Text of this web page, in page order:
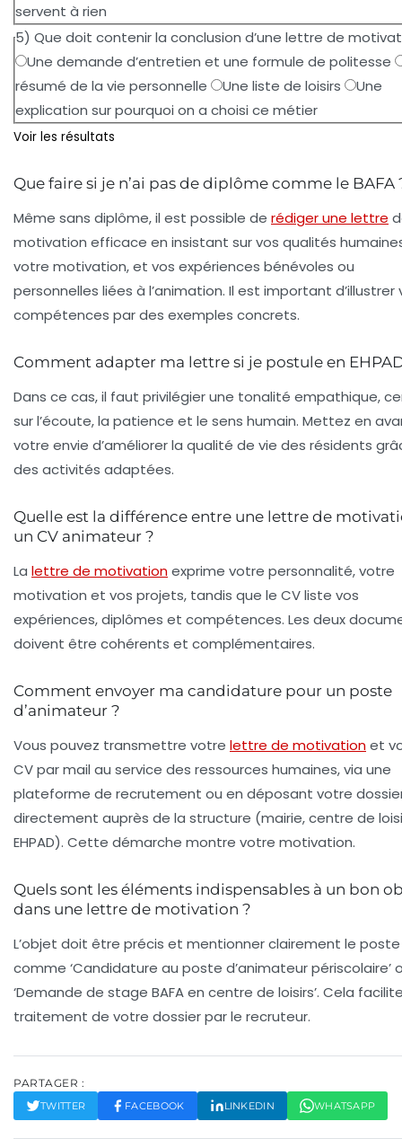
servent à rien
5) Que doit contenir la conclusion d’une lettre de
Une demande d’entretien et une formule de politesse
résumé de la vie personnelle
Une liste de loisirs
Une
explication sur pourquoi on a choisi ce métier
Voir les résultats
Que faire si je n’ai pas de diplôme comme le BAFA
Même sans diplôme, il est possible de rédiger une lettre
motivation efficace en insistant sur vos qualités
votre motivation, et vos expériences bénévoles ou
personnelles liées à l’animation. Il est important d’illustrer
compétences par des exemples concrets.
Comment adapter ma lettre si je postule en
Dans ce cas, il faut privilégier une tonalité empathique,
sur l’écoute, la patience et le sens humain. Mettez en
votre envie d’améliorer la qualité de vie des résidents
des activités adaptées.
Quelle est la différence entre une lettre de
un CV animateur ?
La lettre de motivationexprime votre personnalité, votre
motivation et vos projets, tandis que le CV liste vos
expériences, diplômes et compétences. Les deux
doivent être cohérents et complémentaires.
Comment envoyer ma candidature pour un poste
d’animateur ?
Vous pouvez transmettre votre lettre de motivationet
CV par mail au service des ressources humaines, via une
plateforme de recrutement ou en déposant votre
directement auprès de la structure (mairie, centre de
EHPAD). Cette démarche montre votre motivation.
Quels sont les éléments indispensables à un bon
dans une lettre de motivation ?
L’objet doit être précis et mentionner clairement le
comme ‘Candidature au poste d’animateur périscolaire’
‘Demande de stage BAFA en centre de loisirs’. Cela
traitement de votre dossier par le recruteur.
PARTAGER :
TWITTER FACEBOOK LINKEDIN WHATSAPP